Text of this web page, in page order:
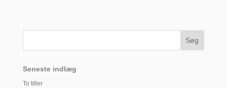
Seneste indlæg
To titler